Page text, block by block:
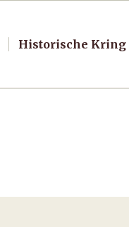
Historische Kring